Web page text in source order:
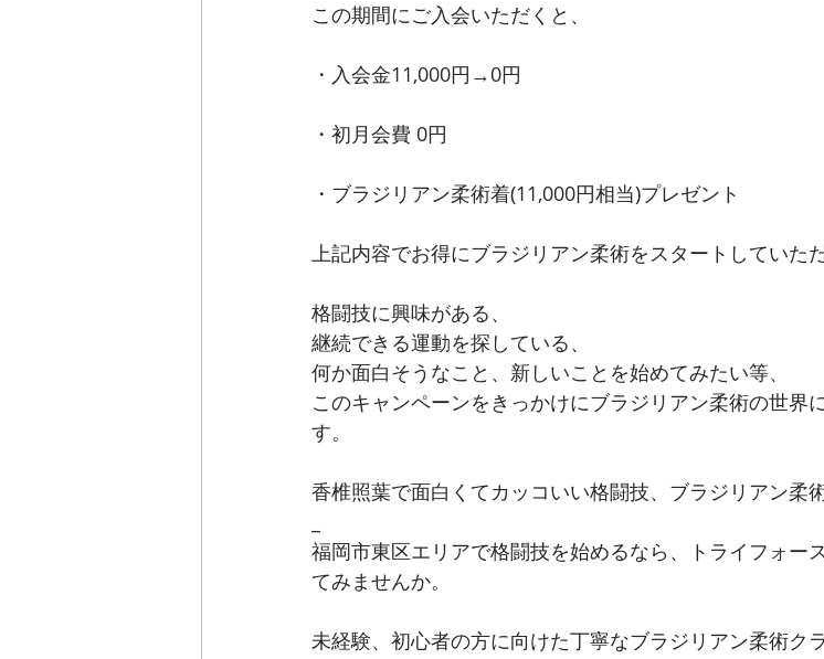
この期間にご入会いただくと、
・入会金11,000円→0円
・初月会費 0円
・ブラジリアン柔術着(11,000円相当)プレゼント
上記内容でお得にブラジリアン柔術をスタートしていた
格闘技に興味がある、
継続できる運動を探している、
何か面白そうなこと、新しいことを始めてみたい等、
このキャンペーンをきっかけにブラジリアン柔術の世界
す。
香椎照葉で面白くてカッコいい格闘技、ブラジリアン柔
福岡市東区エリアで格闘技を始めるなら、トライフォー
てみませんか。
未経験、初心者の方に向けた丁寧なブラジリアン柔術ク